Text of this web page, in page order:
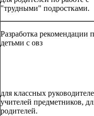
"трудными" подростками.
Разработка рекомендации
детьми с овз
для классных
учителей предметников,
родителей.